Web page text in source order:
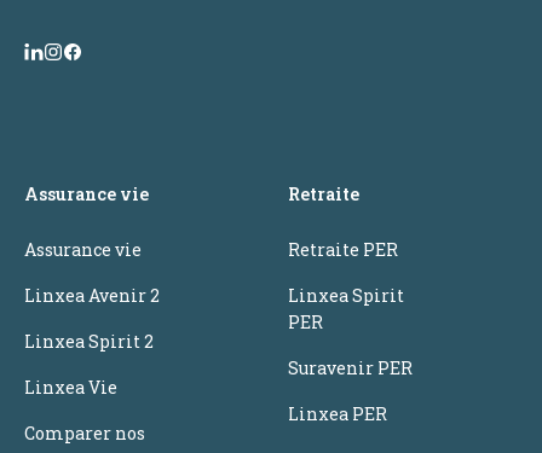
Assurance vie
Assurance vie
Linxea Avenir 2
Linxea Spirit 2
Linxea Vie
Comparer nos
Retraite
Retraite PER
Linxea Spirit
PER
Suravenir PER
Linxea PER